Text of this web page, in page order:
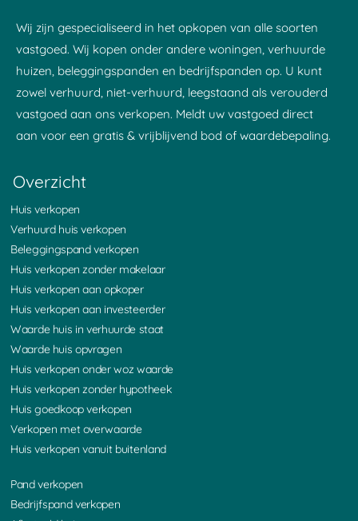
Wij zijn gespecialiseerd in het opkopen van alle soorten
vastgoed. Wij kopen onder andere woningen, verhuurde
huizen, beleggingspanden en bedrijfspanden op. U kunt
zowel verhuurd, niet-verhuurd, leegstaand als verouderd
vastgoed aan ons verkopen. Meldt uw vastgoed direct
aan voor een gratis & vrijblijvend bod of waardebepaling.
Overzicht
Huis verkopen
Verhuurd huis verkopen
Beleggingspand verkopen
Huis verkopen zonder makelaar
Huis verkopen aan opkoper
Huis verkopen aan investeerder
Waarde huis in verhuurde staat
Waarde huis opvragen
Huis verkopen onder woz waarde
Huis verkopen zonder hypotheek
Huis goedkoop verkopen
Verkopen met overwaarde
Huis verkopen vanuit buitenland
Pand verkopen
Bedrijfspand verkopen